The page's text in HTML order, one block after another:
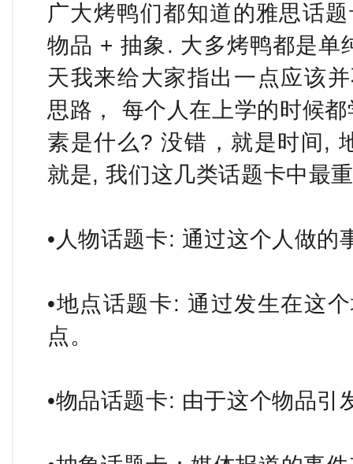
广大烤鸭们都知道的雅思话
物品 + 抽象. 大多烤鸭都是单
天我来给大家指出一点应该
思路， 每个人在上学的时候
素是什么? 没错，就是时间,
就是, 我们这几类话题卡中最
•人物话题卡: 通过这个人做
•地点话题卡: 通过发生在这
点。
•物品话题卡: 由于这个物品引